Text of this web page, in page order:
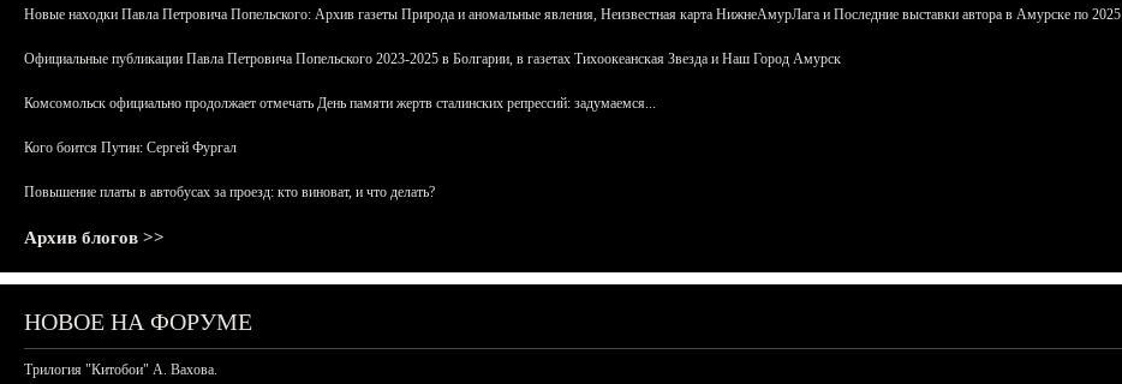
Новые находки Павла Петровича Попельского: Архив газеты Природа и аномальные явления, Неизвестная карта НижнеАмурЛага и Последние выставки автора в Амурске по 2025
Официальные публикации Павла Петровича Попельского 2023-2025 в Болгарии, в газетах Тихоокеанская Звезда и Наш Город Амурск
Комсомольск официально продолжает отмечать День памяти жертв сталинских репрессий: задумаемся...
Кого боится Путин: Сергей Фургал
Повышение платы в автобусах за проезд: кто виноват, и что делать?
Архив блогов >>
НОВОЕ НА ФОРУМЕ
Трилогия "Китобои" А. Вахова.